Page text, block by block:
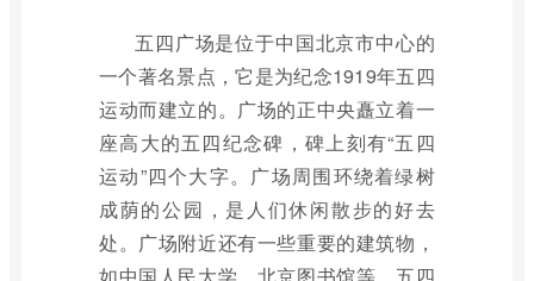
五四广场是位于中国北京市中心的
一个著名景点，它是为纪念1919年五四
运动而建立的。广场的正中央矗立着一
座高大的五四纪念碑，碑上刻有“五四
运动”四个大字。广场周围环绕着绿树
成荫的公园，是人们休闲散步的好去
处。广场附近还有一些重要的建筑物，